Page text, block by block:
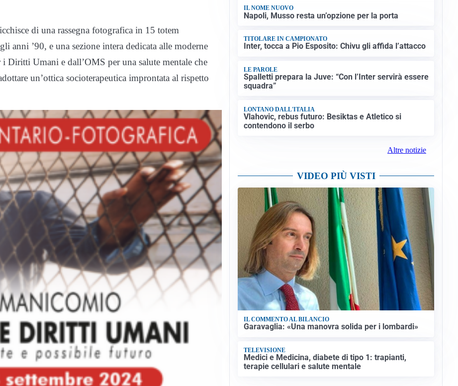
di una rassegna fotografica in 15 totem
anni ’90, e una sezione intera dedicata alle moderne
Diritti Umani e dall’OMS per una salute mentale che
un’ottica socioterapeutica improntata al rispetto
IL NOME NUOVO
Napoli, Musso resta un’opzione per la porta
TITOLARE IN CAMPIONATO
Inter, tocca a Pio Esposito: Chivu gli affida l’attacco
LE PAROLE
Spalletti prepara la Juve: “Con l’Inter servirà essere
squadra”
LONTANO DALL'ITALIA
Vlahovic, rebus futuro: Besiktas e Atletico si
contendono il serbo
Altre notizie
VIDEO PIÙ VISTI
IL COMMENTO AL BILANCIO
Garavaglia: «Una manovra solida per i lombardi»
TELEVISIONE
Medici e Medicina, diabete di tipo 1: trapianti,
terapie cellulari e salute mentale